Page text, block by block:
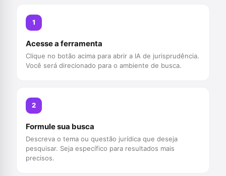
1
Acesse a ferramenta
Clique no botão acima para abrir a IA de jurisprudência.
Você será direcionado para o ambiente de busca.
2
Formule sua busca
Descreva o tema ou questão jurídica que deseja
pesquisar. Seja específico para resultados mais
precisos.